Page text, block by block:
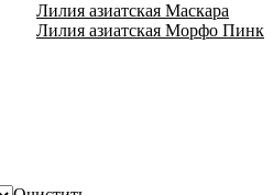
Лилия азиатская Маскара
Лилия азиатская Морфо Пинк